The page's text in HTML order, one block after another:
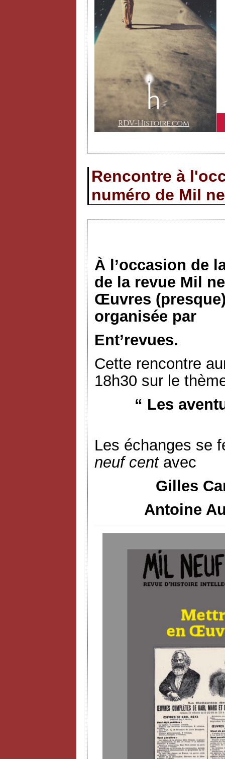
Rencontre à
numéro de Mil
À l’occasion de
de la revue Mil
Œuvres
organisée par
Ent’revues.
Cette rencontre
18h30 sur le
“ Les
Les échanges se
neuf centavec
Gilles
Antoine